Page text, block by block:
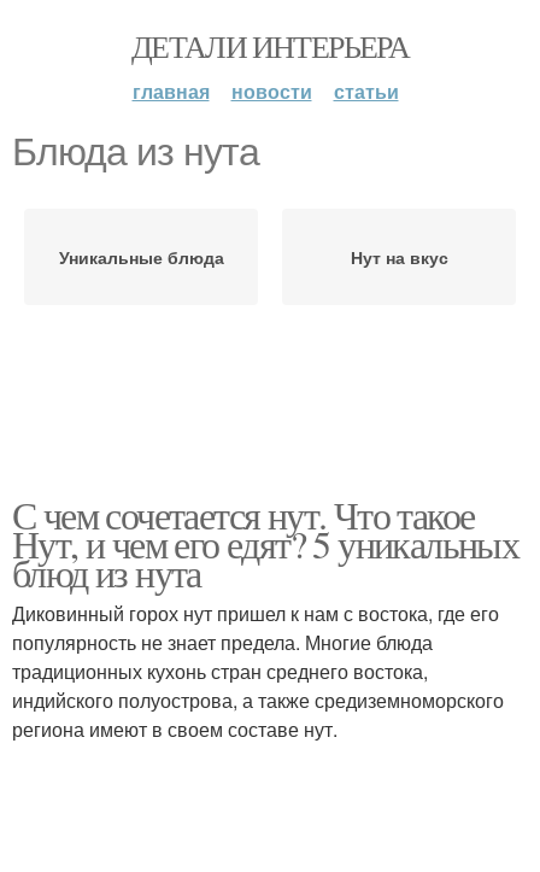
ДЕТАЛИ ИНТЕРЬЕРА
главная новости статьи
Блюда из нута
Уникальные блюда Нут на вкус
С чем сочетается нут. Что такое
Нут, и чем его едят? 5 уникальных
блюд из нута
Диковинный горох нут пришел к нам с востока, где его
популярность не знает предела. Многие блюда
традиционных кухонь стран среднего востока,
индийского полуострова, а также средиземноморского
региона имеют в своем составе нут.